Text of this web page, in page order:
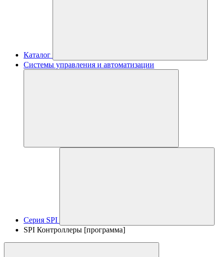
Каталог
Системы управления и автоматизации
Серия SPI
SPI Контроллеры [программа]